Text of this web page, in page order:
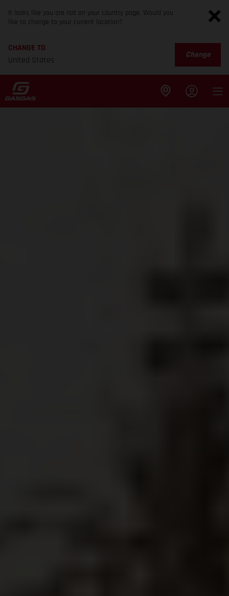
It looks like you are not on your country page. Would you
like to change to your current location?
CHANGE TO
United States
Change